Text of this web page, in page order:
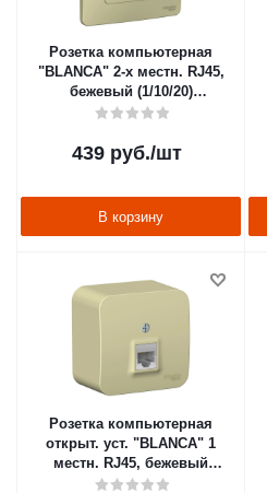
Розетка компьютерная
"BLANCA" 2-х местн. RJ45,
бежевый (1/10/20)
"SCHNEIDER"
439 руб./шт
В корзину
Розетка компьютерная
открыт. уст. "BLANCA" 1
местн. RJ45, бежевый
(1/12/24) "SCHNEIDER"